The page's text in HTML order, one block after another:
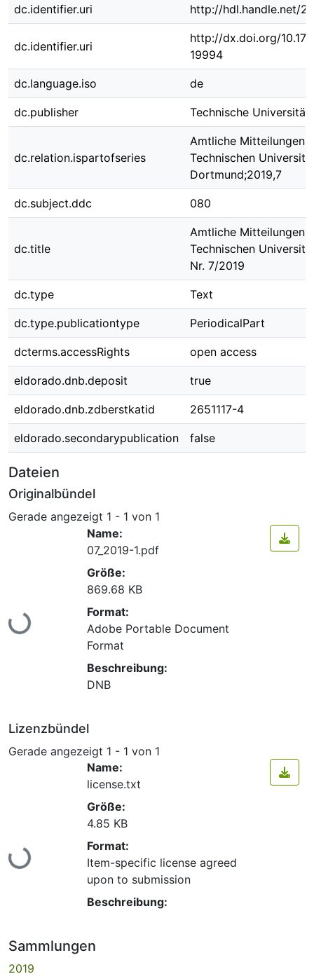
dc.identifier.uri http://hdl.handle.net/
dc.identifier.uri
http://dx.doi.org/
19994
dc.language.iso de
dc.publisher Technische
dc.relation.ispartofseries
Amtliche Mitteilungen
Technischen
Dortmund;2019,7
dc.subject.ddc 080
dc.title
Amtliche Mitteilungen
Technischen
Nr. 7/2019
dc.type Text
dc.type.publicationtype PeriodicalPart
dcterms.accessRights open access
eldorado.dnb.deposit true
eldorado.dnb.zdberstkatid 2651117-4
eldorado.secondarypublication false
Dateien
Originalbündel
Gerade angezeigt 1 - 1 von 1
Lade...
Name:
07_2019-1.pdf
Größe:
869.68 KB
Format:
Adobe Portable Document
Format
Beschreibung:
DNB
Lizenzbündel
Gerade angezeigt 1 - 1 von 1
Lade...
Name:
license.txt
Größe:
4.85 KB
Format:
Item-specific license agreed
upon to submission
Beschreibung:
Sammlungen
2019